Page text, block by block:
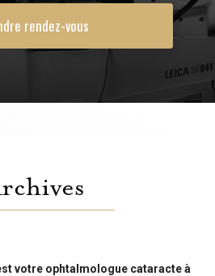
rendez-vous
votre ophtalmologue cataracte à